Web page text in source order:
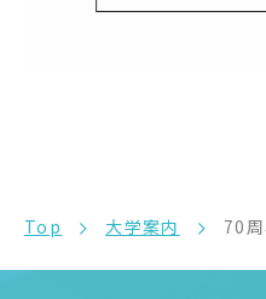
Top 大学案内 70